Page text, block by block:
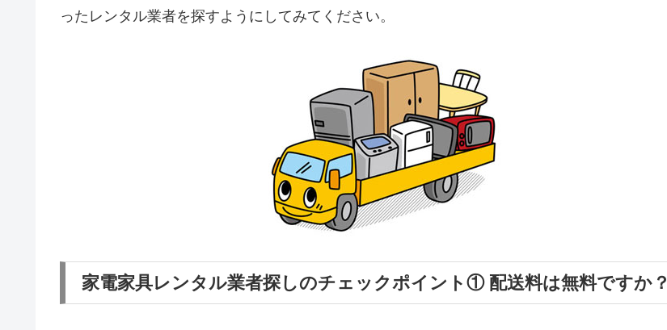
ったレンタル業者を探すようにしてみてください。
家電家具レンタル業者探しのチェックポイント① 配送料は無料ですか？